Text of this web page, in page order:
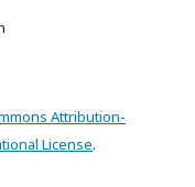
Attribution-
License.